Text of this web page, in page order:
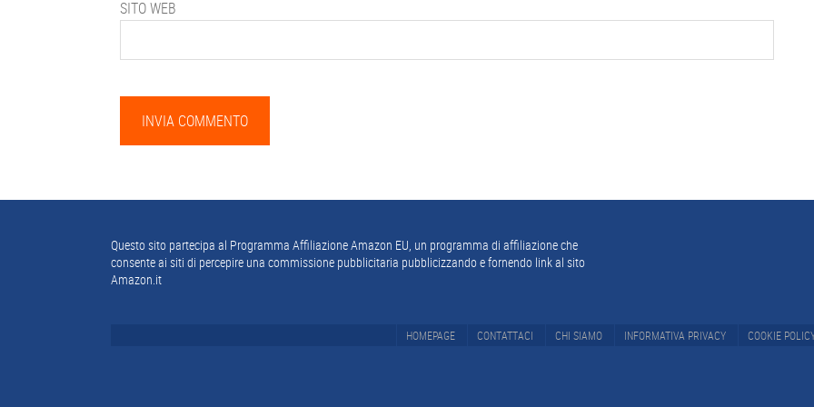
SITO WEB
Questo sito partecipa al Programma Affiliazione Amazon EU, un programma di affiliazione che
consente ai siti di percepire una commissione pubblicitaria pubblicizzando e fornendo link al sito
Amazon.it
HOMEPAGE CONTATTACI CHI SIAMO INFORMATIVA PRIVACY COOKIE